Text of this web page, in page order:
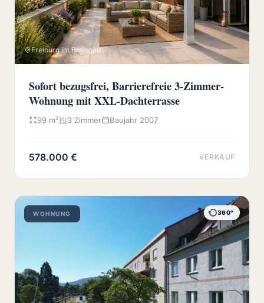
Freiburg im Breisgau
Sofort bezugsfrei, Barrierefreie 3-Zimmer-
Wohnung mit XXL-Dachterrasse
99 m² 3 Zimmer Baujahr 2007
578.000 € VERKAUF
WOHNUNG 360°